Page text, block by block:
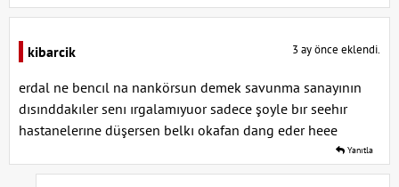
kibarcik 3 ay önce eklendi.
erdal ne bencıl na nankörsun demek savunma sanayının
dısınddakıler senı ırgalamıyuor sadece şoyle bır seehır
hastanelerıne düşersen belkı okafan dang eder heee
Yanıtla